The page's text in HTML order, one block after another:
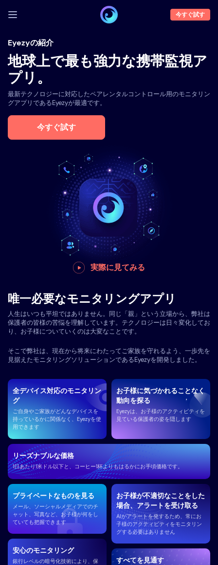
ログイン
デモ
機能
企業概要
ブログ
今すぐ試す
Eyezyの紹介
地球上で最も強力な携帯監視ア
プリ。
最新テクノロジーに対応したペアレンタルコントロール用のモニタリン
グアプリであるEyezyが最適です。
今すぐ試す
実際に見てみる
唯一必要なモニタリングアプリ
人生はいつも平坦ではありません。同じ「親」という立場から、弊社は
保護者の皆様の苦悩を理解しています。テクノロジーは日々変化してお
り、お子様についていくのは大変なことです。
そこで弊社は、現在から将来にわたってご家族を守れるよう、一歩先を
見据えたモニタリングソリューションであるEyezyを開発しました。
全デバイス対応のモニタリン
グ
ご自身やご家族がどんなデバイスを
持っているかに関係なく、Eyezyを使
用できます
お子様に気づかれることなく
動向を探る
Eyezyは、お子様のアクティビティを
見ている保護者の姿を隠します
安心のモニタリング
銀行レベルの暗号化技術により、保
プライベートなものを見る
メール、ソーシャルメディアでのチ
ャット、写真など、お子様が何をし
ていても把握できます
リーズナブルな価格
1日あたり1米ドル以下と、コーヒー1杯よりもはるかにお手頃価格です。
お子様が不適切なことをした
場合、アラートを受け取る
AIがアラートを発するため、常にお
子様のアクティビティをモニタリン
グする必要はありません
すべてを見通す